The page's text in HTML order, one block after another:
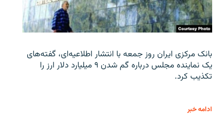
بانک مرکزی ایران روز جمعه با انتشار اطلاعیه‌ای، گفته‌های
یک نماینده مجلس درباره گم شدن ۹ میلیارد دلار ارز را
تکذیب کرد.
ادامه خبر